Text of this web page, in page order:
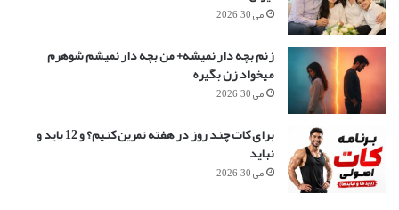
می 30, 2026
زنم بچه دار نمیشه+ من بچه دار نمیشم شوهرم
میخواد زن بگیره
می 30, 2026
برای کات چند روز در هفته تمرین کنیم؟ و 12 باید و
نباید
می 30, 2026